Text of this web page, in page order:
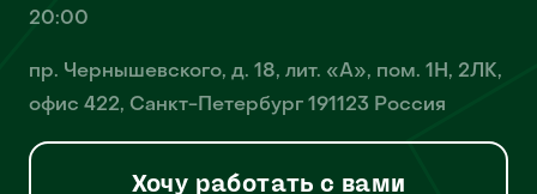
20:00
пр. Чернышевского, д. 18, лит. «А», пом. 1Н, 2ЛК,
офис 422, Санкт-Петербург 191123 Россия
Хочу работать с вами